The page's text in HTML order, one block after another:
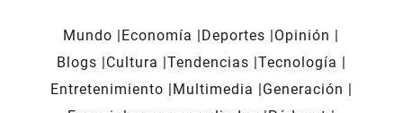
Mundo Economía Deportes
Opinión
Blogs
Cultura Tendencias Tecnología
Entretenimiento
Multimedia
Generación